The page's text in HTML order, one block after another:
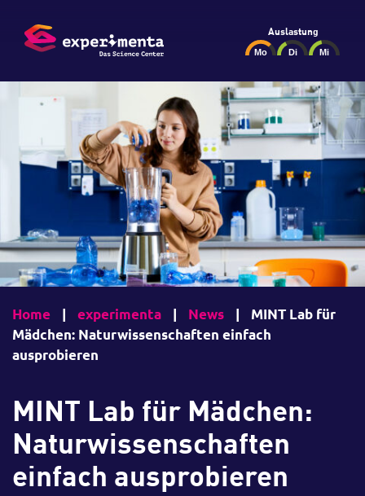
Auslastung
Home | experimenta | News |
MINT Lab für
Mädchen: Naturwissenschaften einfach
ausprobieren
MINT Lab für Mädchen:
Naturwissenschaften
einfach ausprobieren